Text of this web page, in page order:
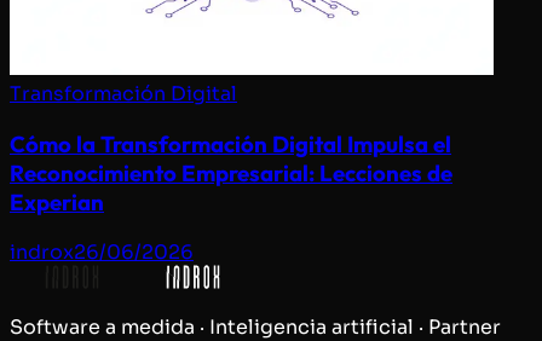
Transformación Digital
Cómo la Transformación Digital Impulsa el
Reconocimiento Empresarial: Lecciones de
Experian
indrox26/06/2026
Software a medida · Inteligencia artificial · Partner